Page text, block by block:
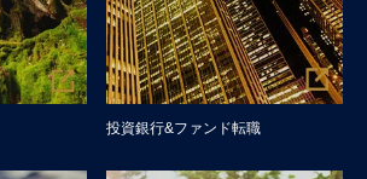
投資銀行&ファンド転職